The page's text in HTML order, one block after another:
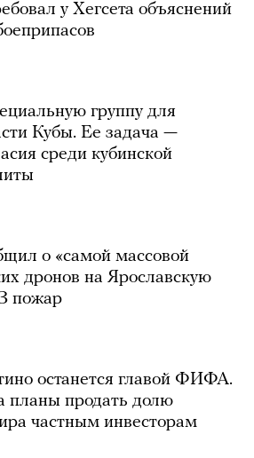
у Хегсета объяснений
группу для
Кубы. Ее задача —
среди кубинской
о «самой массовой
дронов на Ярославскую
пожар
останется главой ФИФА.
планы продать долю
частным инвесторам